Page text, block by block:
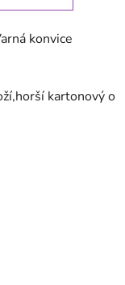
konvice
kartonový